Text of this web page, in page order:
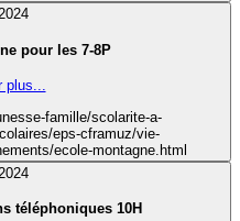
pour les 7-8P
plus...
famille/scolarite-a-
eps-cframuz/vie-
ecole-montagne.html
téléphoniques 10H